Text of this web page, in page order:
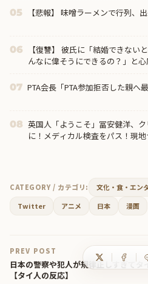
05 【悲報】 味噌ラーメンで行列、
06
【復讐】 彼氏に「結婚できない
んなに偉そうにできるの？」と
07 PTA会長「PTA参加拒否した親へ
08 英国人「ようこそ」冨安健洋、
に！メディカル検査をパス！現
CATEGORY / カテゴリ: 文化・食・エン
Twitter
アニメ 日本 漫画
PREV POST
日本の警察や犯人が規律正しすぎてタ
【タイ人の反応】